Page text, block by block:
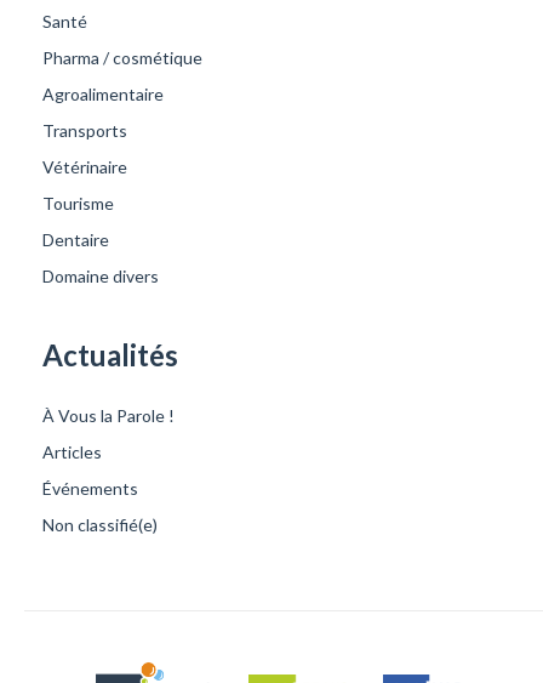
Santé
Pharma / cosmétique
Agroalimentaire
Transports
Vétérinaire
Tourisme
Dentaire
Domaine divers
Actualités
À Vous la Parole !
Articles
Événements
Non classifié(e)